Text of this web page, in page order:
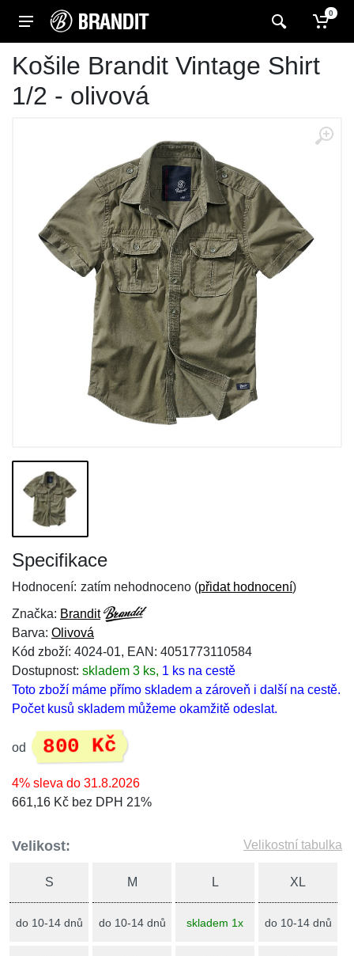
0
Košile Brandit Vintage Shirt
1/2 - olivová
Specifikace
Hodnocení: zatím nehodnoceno (přidat hodnocení)
Značka: Brandit
Barva: Olivová
Kód zboží: 4024-01, EAN: 4051773110584
Dostupnost: skladem 3 ks, 1 ks na cestě
Toto zboží máme přímo skladem a zároveň i další na cestě.
Počet kusů skladem můžeme okamžitě odeslat.
od 800 Kč
4% sleva do 31.8.2026
661,16 Kč bez DPH 21%
Velikost: Velikostní tabulka
S
do 10-14 dnů
M
do 10-14 dnů
L
skladem 1x
XL
do 10-14 dnů